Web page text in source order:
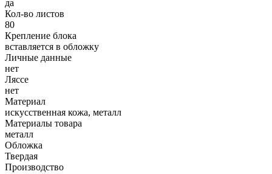
да
Кол-во листов
80
Крепление блока
вставляется в обложку
Личные данные
нет
Ляссе
нет
Материал
искусственная кожа, металл
Материалы товара
металл
Обложка
Твердая
Производство